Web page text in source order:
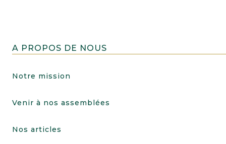
A PROPOS DE NOUS
Notre mission
Venir à nos assemblées
Nos articles